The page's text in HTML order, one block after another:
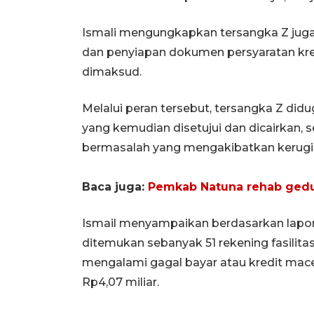
Ismali mengungkapkan tersangka Z
dan penyiapan dokumen persyaratan
dimaksud.
Melalui peran tersebut, tersangka Z
yang kemudian disetujui dan dicairkan,
bermasalah yang mengakibatkan
Baca juga: Pemkab Natuna rehab
Ismail menyampaikan berdasarkan
ditemukan sebanyak 51 rekening
mengalami gagal bayar atau kredit
Rp4,07 miliar.